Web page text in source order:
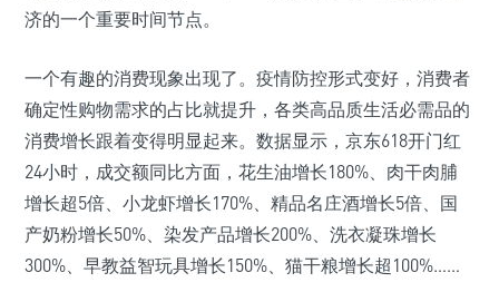
济的一个重要时间节点。
一个有趣的消费现象出现了。疫情防控形式变好，消费者
确定性购物需求的占比就提升，各类高品质生活必需品的
消费增长跟着变得明显起来。数据显示，京东618开门红
24小时，成交额同比方面，花生油增长180%、肉干肉脯
增长超5倍、小龙虾增长170%、精品名庄酒增长5倍、国
产奶粉增长50%、染发产品增长200%、洗衣凝珠增长
300%、早教益智玩具增长150%、猫干粮增长超100%……